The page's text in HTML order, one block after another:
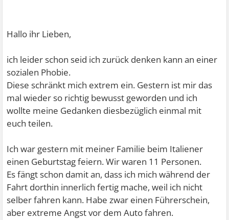
Hallo ihr Lieben,
ich leider schon seid ich zurück denken kann an einer
sozialen Phobie.
Diese schränkt mich extrem ein. Gestern ist mir das
mal wieder so richtig bewusst geworden und ich
wollte meine Gedanken diesbezüglich einmal mit
euch teilen.
Ich war gestern mit meiner Familie beim Italiener
einen Geburtstag feiern. Wir waren 11 Personen.
Es fängt schon damit an, dass ich mich während der
Fahrt dorthin innerlich fertig mache, weil ich nicht
selber fahren kann. Habe zwar einen Führerschein,
aber extreme Angst vor dem Auto fahren.